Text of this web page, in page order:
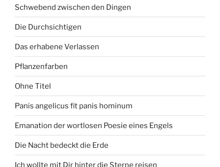
Schwebend zwischen den Dingen
Die Durchsichtigen
Das erhabene Verlassen
Pflanzenfarben
Ohne Titel
Panis angelicus fit panis hominum
Emanation der wortlosen Poesie eines Engels
Die Nacht bedeckt die Erde
Ich wollte mit Dir hinter die Sterne reisen